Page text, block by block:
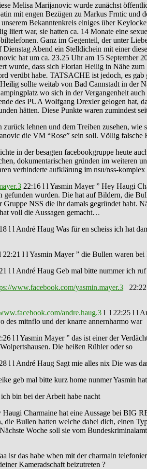
wurde zunächst öffentlich als
mit engen Bezügen zu Markus Frntic und
Bekanntenkreis einiges über
war, sie hatten ca. 14 Monate eine
Ganz im Gegenteil, der unter
Abend ein Stelldichein mit einer
hat um ca. 23.25 Uhr am 15 September
wurde, dass sich Florian Heilig in Nähe
verübt habe. TATSACHE ist jedoch, es
sollte weitab von Bad Cannstadt in der
wo sich in der Vergangenheit
des PUA Wolfgang Drexler gelogen
hätten. Diese Punkte waren zumindest
und dem Treiben zusehen, wie
die VM “Rose” sein soll. Völlig falsche
in der besagten facebookgruppe heute
dokumentarischen gründen im weiteren
verhinderte aufklärung im nsu/nss-
22:16 l l Yasmin Mayer ” Hey Haugi
wurden. Die hat auf Bildern, die
NSS die ihr damals gegründet habt.
voll die Aussagen gemacht…
l l André Haug Was für en scheiss ich hat
l l Yasmin Mayer ” die Bullen waren bei
l l André Haug Geb mal bitte nummer ich ruf
www.facebook.com/yasmin.mayer.3 22:22
andre.haug.3 l l 22:25 l l
des mitnflo und der knarre annernharmo war
l l Yasmin Mayer ” das ist einer der
Die heißen Rühler oder so
l l André Haug Sagt mie alles nix Die was
geb mal bitte kurz home nunmer Yasmin
bin bei der Arbeit habe nacht
Charmaine hat eine Aussage bei BIG
Bullen hatten welche dabei dich, einen
Woche soll sie vom
isr das habe wben mit der charmain
Kameradschaft beizutreten ?